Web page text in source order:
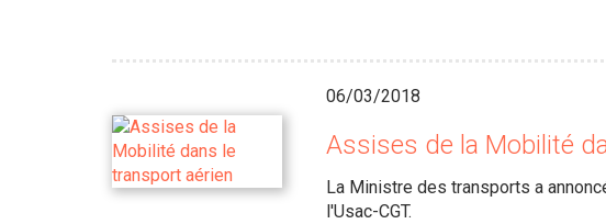
06/03/2018
Assises de la Mobilité
La Ministre des transports a
l'Usac-CGT.